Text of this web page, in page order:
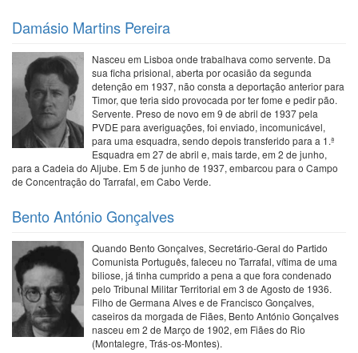
Damásio Martins Pereira
Nasceu em Lisboa onde trabalhava como servente. Da
sua ficha prisional, aberta por ocasião da segunda
detenção em 1937, não consta a deportação anterior para
Timor, que teria sido provocada por ter fome e pedir pão.
Servente. Preso de novo em 9 de abril de 1937 pela
PVDE para averiguações, foi enviado, incomunicável,
para uma esquadra, sendo depois transferido para a 1.ª
Esquadra em 27 de abril e, mais tarde, em 2 de junho,
para a Cadeia do Aljube. Em 5 de junho de 1937, embarcou para o Campo
de Concentração do Tarrafal, em Cabo Verde.
Bento António Gonçalves
Quando Bento Gonçalves, Secretário-Geral do Partido
Comunista Português, faleceu no Tarrafal, vítima de uma
biliose, já tinha cumprido a pena a que fora condenado
pelo Tribunal Militar Territorial em 3 de Agosto de 1936.
Filho de Germana Alves e de Francisco Gonçalves,
caseiros da morgada de Fiães, Bento António Gonçalves
nasceu em 2 de Março de 1902, em Fiães do Rio
(Montalegre, Trás-os-Montes).